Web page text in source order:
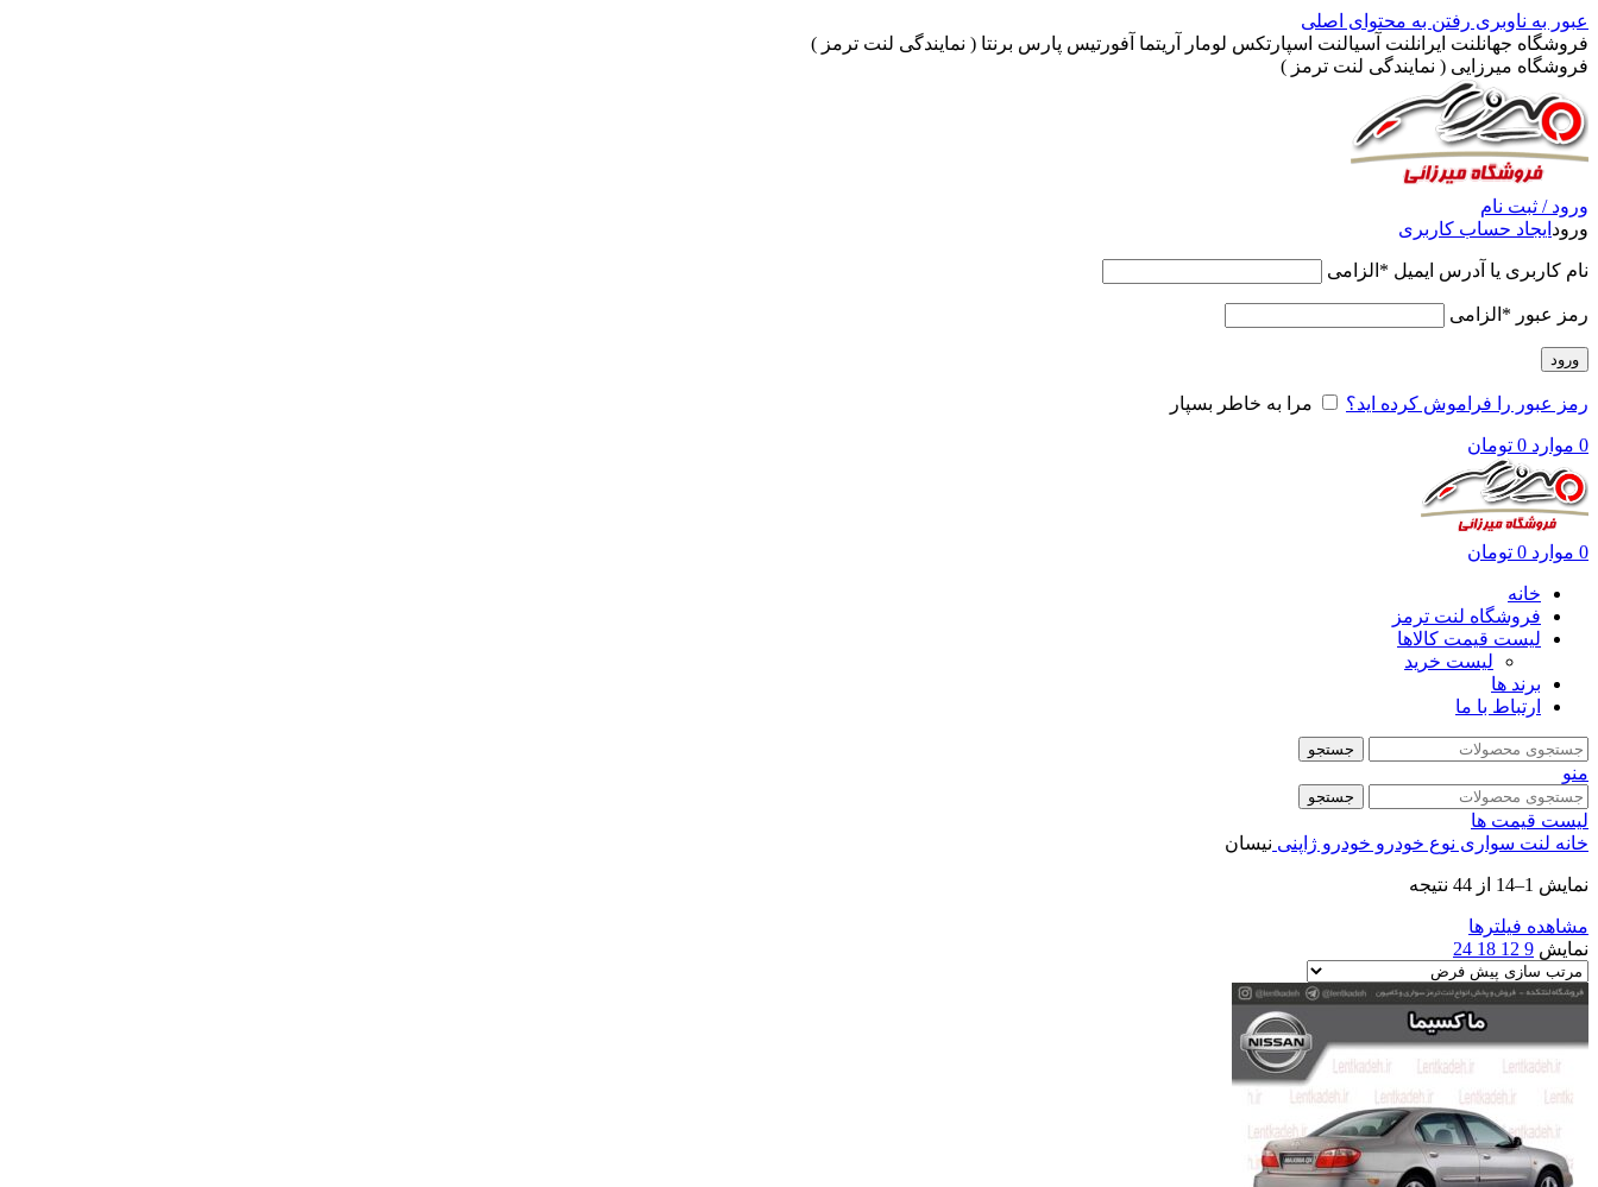
عبور به ناوبری رفتن به محتوای اصلی
فروشگاه جهانلنت ایرانلنت آسیالنت اسپارتکس لومار آریتما آفورتیس پارس برنتا ( نمایندگی لنت ترمز )
فروشگاه میرزایی ( نمایندگی لنت ترمز )
ورود / ثبت نام
ورود ایجاد حساب کاربری
نام کاربری یا آدرس ایمیل * الزامی
رمز عبور * الزامی
ورود
رمز عبور را فراموش کرده اید؟ مرا به خاطر بسپار
0 موارد 0 تومان
0 موارد 0 تومان
خانه
فروشگاه لنت ترمز
لیست قیمت کالاها
لیست خرید
برند ها
ارتباط با ما
جستجو
منو
جستجو
لیست قیمت ها
خانه لنت سواری نوع خودرو خودرو ژاپنی نیسان
نمایش 1–14 از 44 نتیجه
مشاهده فیلترها
نمایش 9
12
18
24